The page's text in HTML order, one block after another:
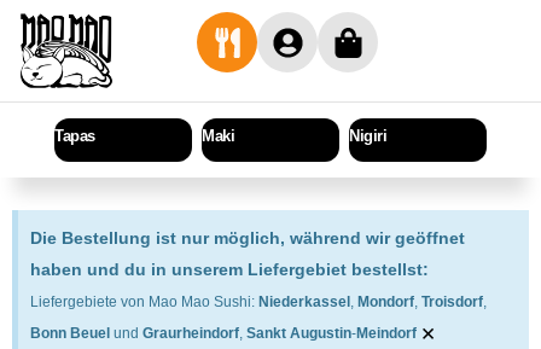
Tapas Maki Nigiri
Die Bestellung ist nur möglich, während wir geöffnet
haben und du in unserem Liefergebiet bestellst:
Liefergebiete von Mao Mao Sushi: Niederkassel , Mondorf, Troisdorf,
Bonn Beuel und Graurheindorf, Sankt Augustin-Meindorf ×